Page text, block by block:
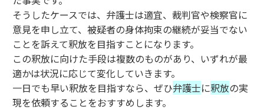
そうしたケースでは、弁護士は適宜、裁判官や検察官に
意見を申し立て、被疑者の身体拘束の継続が妥当でない
ことを訴えて釈放を目指すことになります。
この釈放に向けた手段は複数のものがあり、いずれが最
適かは状況に応じて変化していきます。
一日でも早い釈放を目指すなら、ぜひ弁護士に釈放の実
現を依頼することをおすすめします。